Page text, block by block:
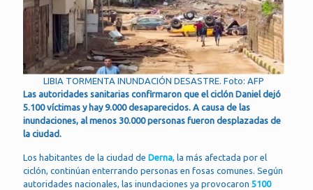
LIBIA TORMENTA INUNDACIÓN DESASTRE. Foto: AFP
Las autoridades sanitarias confirmaron que el ciclón Daniel dejó
5.100 víctimas y hay 9.000 desaparecidos. A causa de las
inundaciones, al menos 30.000 personas fueron desplazadas de
la ciudad.
Los habitantes de la ciudad de Derna, la más afectada por el
ciclón, continúan enterrando personas en fosas comunes. Según
autoridades nacionales, las inundaciones ya provocaron 5100